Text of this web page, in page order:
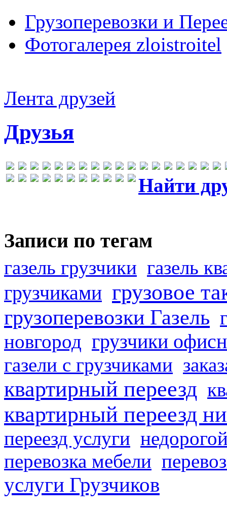
Грузоперевозки и
Фотогалерея zloistroitel
Лента друзей
Друзья
Найти
Записи по тегам
газель грузчики газель
грузчиками грузовое
грузоперевозки Газель
новгород грузчики
газели с грузчиками
квартирный переезд
квартирный переезд
переезд услуги
перевозка мебели
услуги Грузчиков